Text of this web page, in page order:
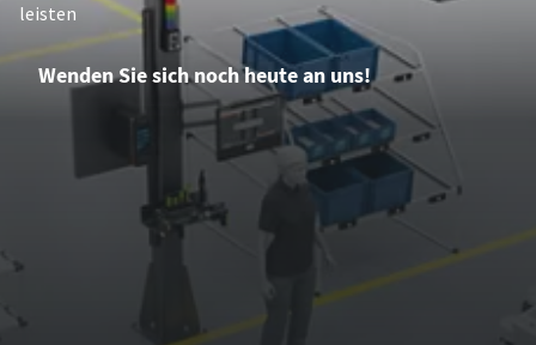
leisten
Wenden Sie sich noch heute an uns!